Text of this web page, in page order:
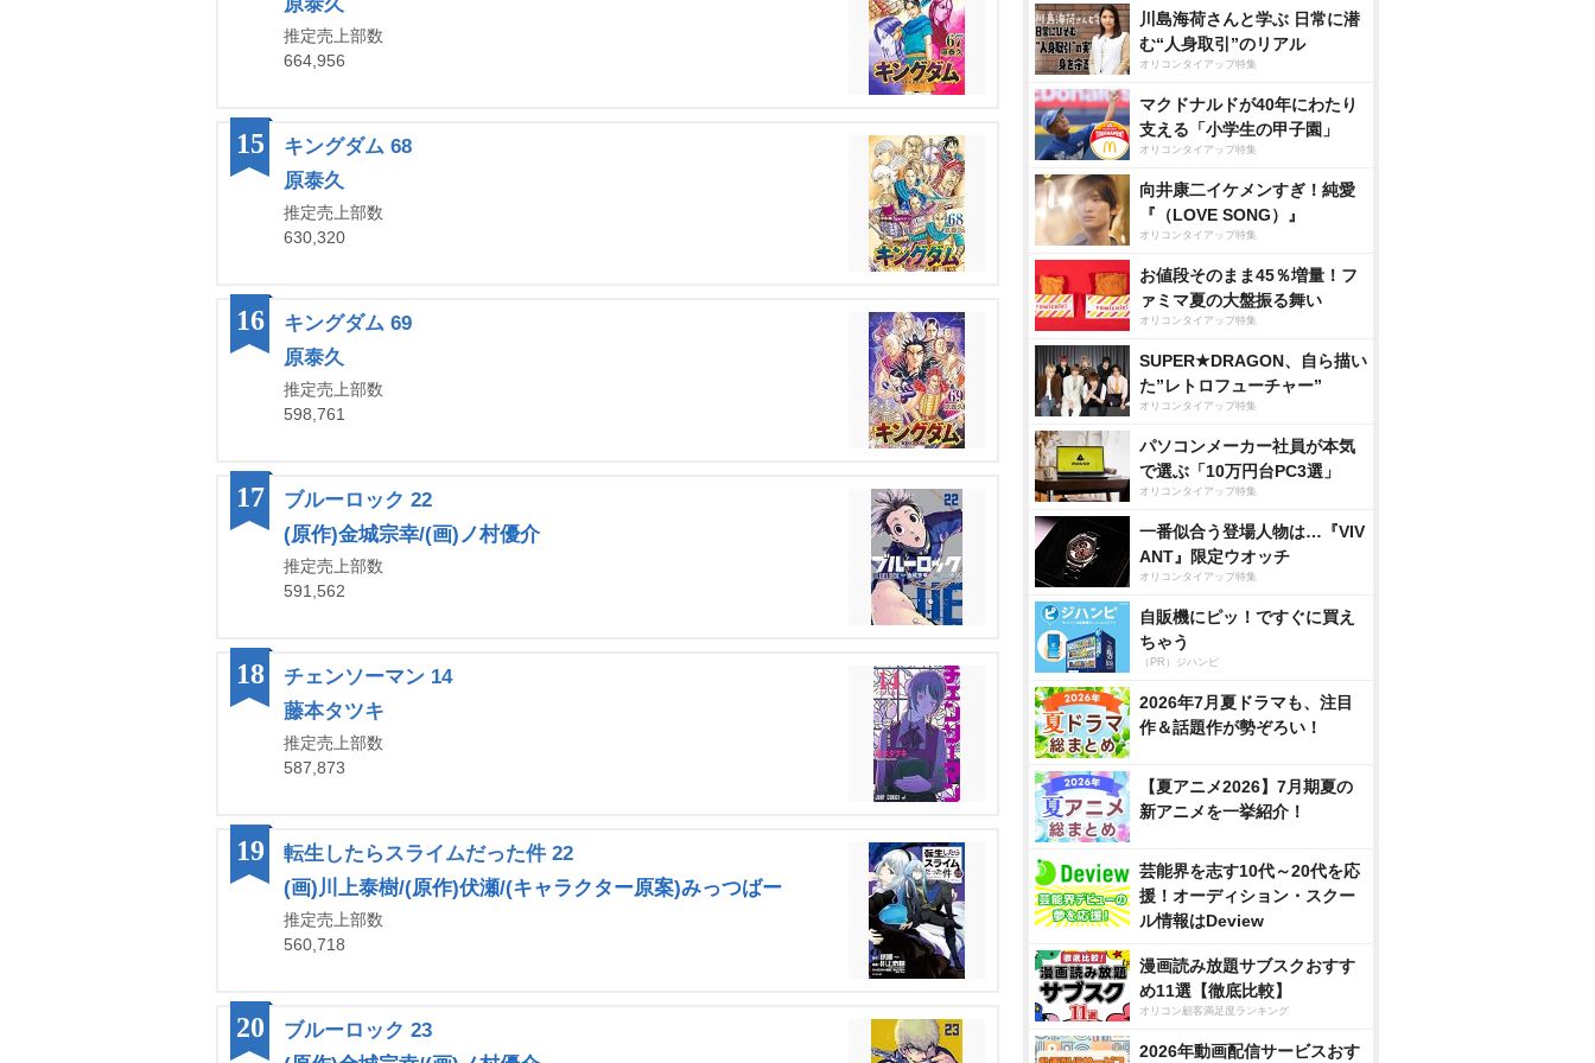
推定売上部数
664,956
キングダム 68
原泰久
推定売上部数
630,320
15
キングダム 69
原泰久
推定売上部数
598,761
16
ブルーロック 22
(原作)金城宗幸/(画)ノ村優介
推定売上部数
591,562
17
チェンソーマン 14
藤本タツキ
推定売上部数
587,873
18
転生したらスライムだった件 22
(画)川上泰樹/(原作)伏瀬/(キャラクター原案)みっつばー
推定売上部数
560,718
19
ブルーロック 23
20
川島海荷さんと学ぶ 日常に潜
む“人身取引”のリアル
オリコンタイアップ特集
マクドナルドが40年にわたり
支える「小学生の甲子園」
オリコンタイアップ特集
向井康二イケメンすぎ！純愛
『（LOVE SONG）』
オリコンタイアップ特集
お値段そのまま45％増量！フ
ァミマ夏の大盤振る舞い
オリコンタイアップ特集
SUPER★DRAGON、自ら描い
た”レトロフューチャー”
オリコンタイアップ特集
パソコンメーカー社員が本気
で選ぶ「10万円台PC3選」
オリコンタイアップ特集
一番似合う登場人物は…『VIV
ANT』限定ウオッチ
オリコンタイアップ特集
自販機にピッ！ですぐに買え
ちゃう
（PR）ジハンピ
2026年7月夏ドラマも、注目
作＆話題作が勢ぞろい！
【夏アニメ2026】7月期夏の
新アニメを一挙紹介！
芸能界を志す10代～20代を応
援！オーディション・スクー
ル情報はDeview
漫画読み放題サブスクおすす
め11選【徹底比較】
オリコン顧客満足度ランキング
2026年動画配信サービスおす